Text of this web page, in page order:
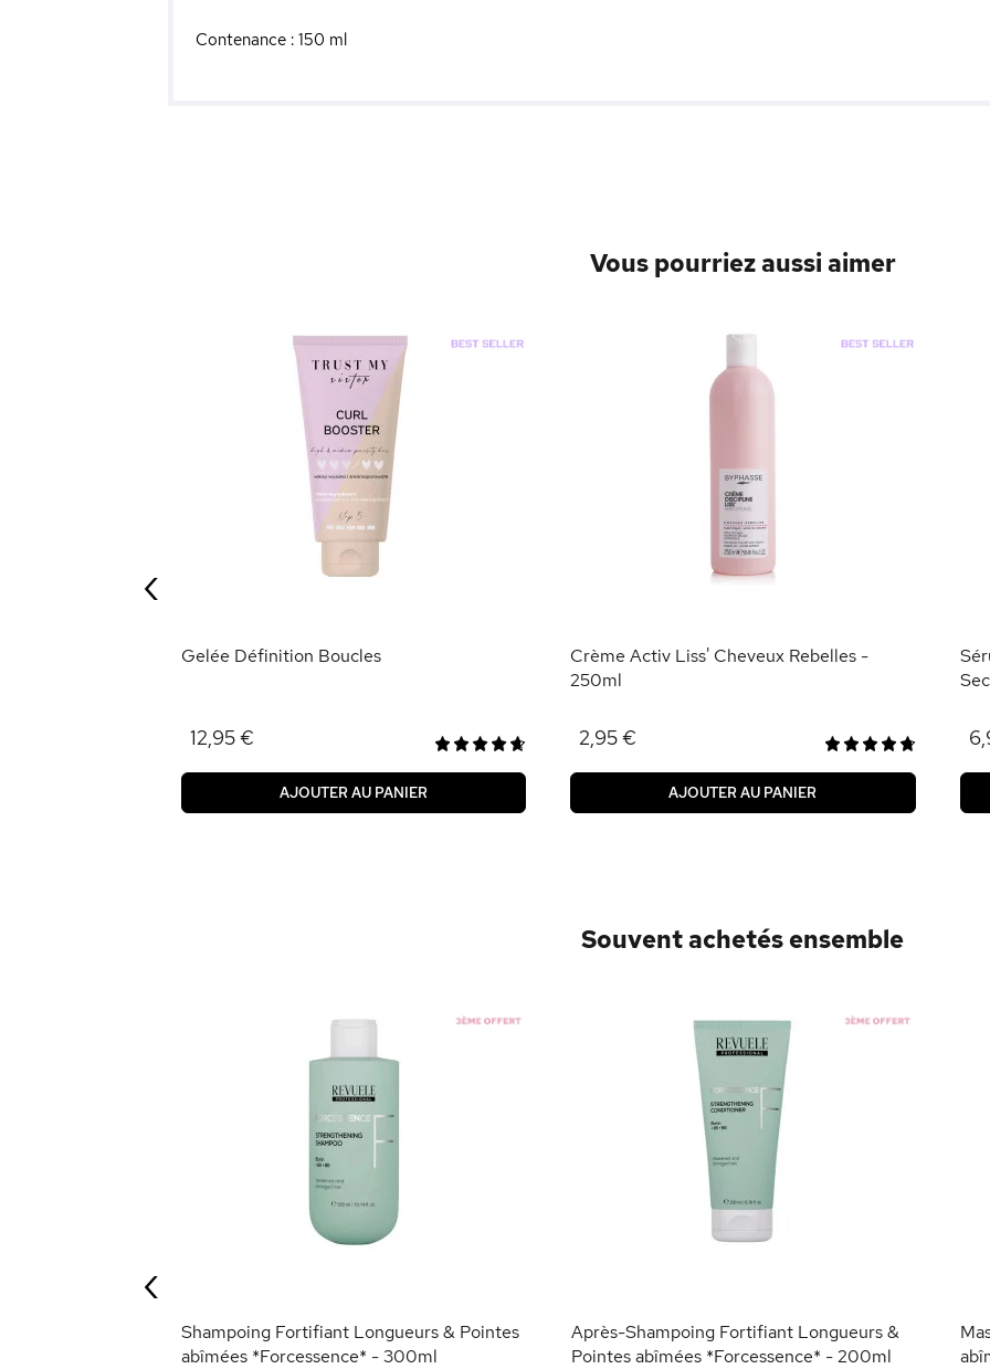
Contenance : 150 ml
Vous pourriez aussi aimer
Gelée Définition Boucles
12,95 €
AJOUTER AU PANIER
Crème Activ Liss' Cheveux Rebelles -
250ml
2,95 €
AJOUTER AU PANIER
‹
Souvent achetés ensemble
Shampoing Fortifiant Longueurs & Pointes
abîmées *Forcessence* - 300ml
Après-Shampoing Fortifiant Longueurs &
Pointes abîmées *Forcessence* - 200ml
‹